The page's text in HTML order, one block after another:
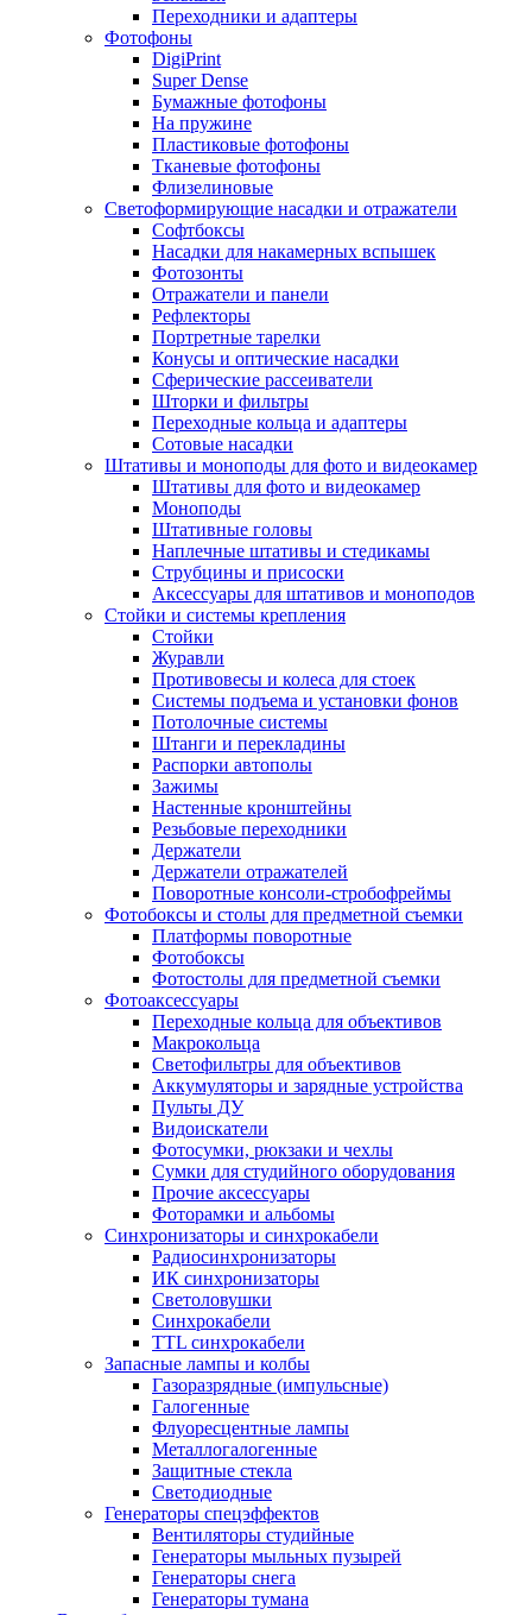
Переходники и адаптеры
Фотофоны
DigiPrint
Super Dense
Бумажные фотофоны
На пружине
Пластиковые фотофоны
Тканевые фотофоны
Флизелиновые
Светоформирующие насадки и отражатели
Софтбоксы
Насадки для накамерных вспышек
Фотозонты
Отражатели и панели
Рефлекторы
Портретные тарелки
Конусы и оптические насадки
Сферические рассеиватели
Шторки и фильтры
Переходные кольца и адаптеры
Сотовые насадки
Штативы и моноподы для фото и видеокамер
Штативы для фото и видеокамер
Моноподы
Штативные головы
Наплечные штативы и стедикамы
Струбцины и присоски
Аксессуары для штативов и моноподов
Стойки и системы крепления
Стойки
Журавли
Противовесы и колеса для стоек
Системы подъема и установки фонов
Потолочные системы
Штанги и перекладины
Распорки автополы
Зажимы
Настенные кронштейны
Резьбовые переходники
Держатели
Держатели отражателей
Поворотные консоли-стробофреймы
Фотобоксы и столы для предметной съемки
Платформы поворотные
Фотобоксы
Фотостолы для предметной съемки
Фотоаксессуары
Переходные кольца для объективов
Макрокольца
Светофильтры для объективов
Аккумуляторы и зарядные устройства
Пульты ДУ
Видоискатели
Фотосумки, рюкзаки и чехлы
Сумки для студийного оборудования
Прочие аксессуары
Фоторамки и альбомы
Синхронизаторы и синхрокабели
Радиосинхронизаторы
ИК синхронизаторы
Светоловушки
Синхрокабели
TTL синхрокабели
Запасные лампы и колбы
Газоразрядные (импульсные)
Галогенные
Флуоресцентные лампы
Металлогалогенные
Защитные стекла
Светодиодные
Генераторы спецэффектов
Вентиляторы студийные
Генераторы мыльных пузырей
Генераторы снега
Генераторы тумана